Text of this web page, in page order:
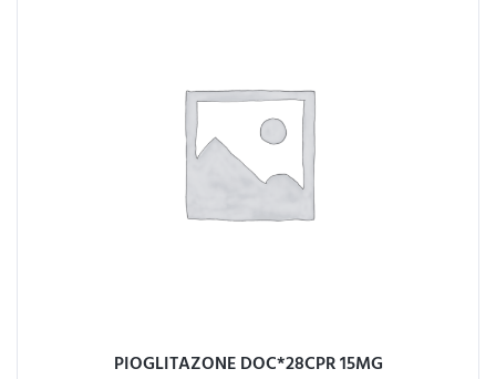
PIOGLITAZONE DOC*28CPR 15MG